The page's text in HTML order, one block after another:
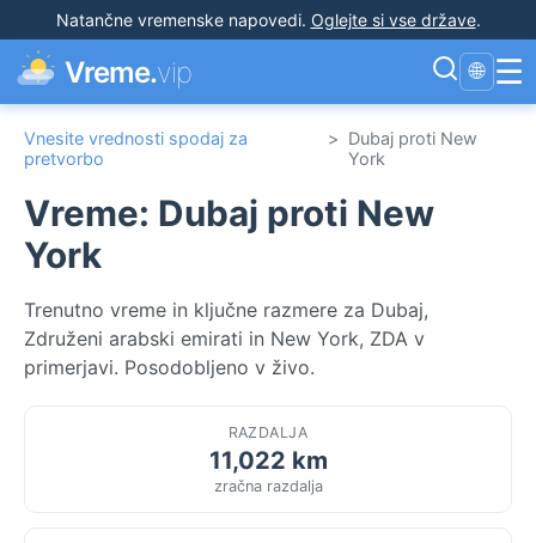
Natančne vremenske napovedi. Oglejte si vse države.
Vreme.vip 🌐 ☰
Vnesite vrednosti spodaj za
pretvorbo
> Dubaj proti New
York
Vreme: Dubaj proti New
York
Trenutno vreme in ključne razmere za Dubaj,
Združeni arabski emirati in New York, ZDA v
primerjavi. Posodobljeno v živo.
RAZDALJA
11,022 km
zračna razdalja